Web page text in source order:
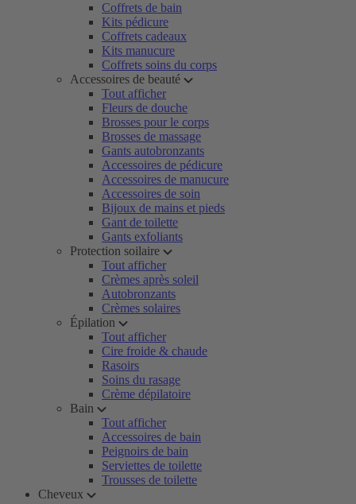
Coffrets de bain
Kits pédicure
Coffrets cadeaux
Kits manucure
Coffrets soins du corps
Accessoires de beauté
Tout afficher
Fleurs de douche
Brosses pour le corps
Brosses de massage
Gants autobronzants
Accessoires de pédicure
Accessoires de manucure
Accessoires de soin
Bijoux de mains et pieds
Gant de toilette
Gants exfoliants
Protection soilaire
Tout afficher
Crèmes après soleil
Autobronzants
Crèmes solaires
Épilation
Tout afficher
Cire froide & chaude
Rasoirs
Soins du rasage
Crème dépilatoire
Bain
Tout afficher
Accessoires de bain
Peignoirs de bain
Serviettes de toilette
Trousses de toilette
Cheveux